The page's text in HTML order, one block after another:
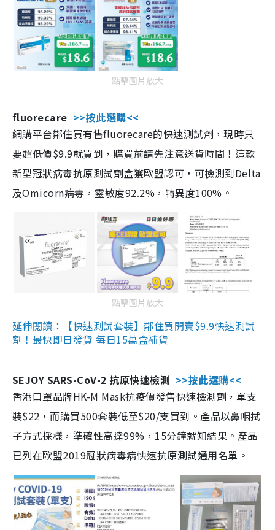
點擊圖片放大
fluorecare >>按此選購<<
網購平台鄰住買有售fluorecare的快速測試劑，現時只
要超低價$9.9就買到，購買前請先注意送貨時間！這款
新型冠狀病毒抗原測試劑盒獲歐盟認可，可檢測到Delta
及Omicorn病毒，靈敏度92.2%，特異度100%。
點擊圖片放大
延伸閱讀：【快速測試套裝】鄰住買開賣$9.9快速測試
劑！最快即日發貨 每日15萬盒補貨
SEJOY SARS-CoV-2 抗原快速檢測 >>按此選購<<
香港口罩品牌HK-M Mask抗疫價發售快速檢測劑，單支
裝$22，而購買500套裝低至$20/支買到。產品以鼻咽拭
子方式採樣，準確性高達99%，15分鐘就知結果。產品
已列在歐盟2019冠狀病毒病快速抗原測試通用名單。